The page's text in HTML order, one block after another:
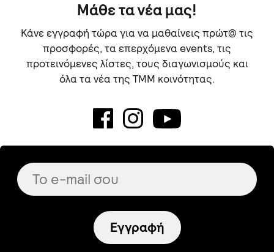
Μάθε τα νέα μας!
Κάνε εγγραφή τώρα για να μαθαίνεις πρώτ@ τις
προσφορές, τα επερχόμενα events, τις
προτεινόμενες λίστες, τους διαγωνισμούς και
όλα τα νέα της TMM κοινότητας.
Εγγραφή